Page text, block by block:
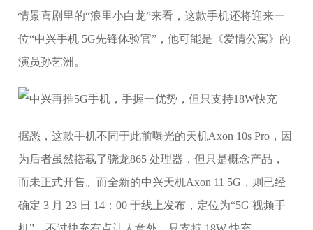
情景喜剧里的“浪里小白龙”来看，这款手机还将迎来一
位“中兴手机 5G先锋体验官”，他可能是《爱情公寓》的
演员孙艺洲。
据悉，这款手机不同于此前曝光的天机Axon 10s Pro，因
为后者虽然搭载了骁龙865 处理器，但只是概念产品，
而未正式开售。而全新的中兴天机Axon 11 5G，则已经
确定 3 月 23 日 14：00 于线上发布，定位为“5G 视频手